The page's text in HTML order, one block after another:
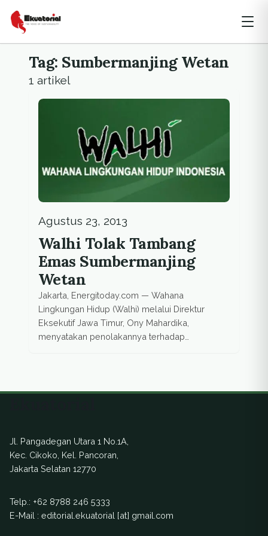
Tag: Sumbermanjing Wetan
1 artikel
Agustus 23, 2013
Walhi Tolak Tambang
Emas Sumbermanjing
Wetan
Jakarta, Energitoday.com — Wahana
Lingkungan Hidup (Walhi) melalui Direktur
Eksekutif Jawa Timur, Ony Mahardika,
menyatakan penolakannya terhadap
kawasan karst yang menyimpan cadangan air
sebanding dengan kerusakan lingkungan yang
[…]
Jl. Pangadegan Utara 1 No.1A,
Kec. Cikoko, Kel. Pancoran,
Jakarta Selatan 12770
Telp.: +62 8788 246 5333
E-Mail : editorial.ekuatorial [at] gmail.com